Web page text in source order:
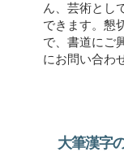
ん、芸術とし
できます。懇
で、書道にご
にお問い合わ
大筆漢字